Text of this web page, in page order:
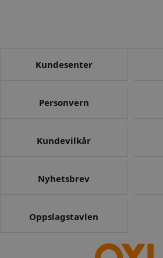
Kundesenter
Personvern
Kundevilkår
Nyhetsbrev
Oppslagstavlen